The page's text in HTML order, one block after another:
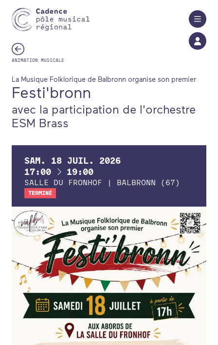
ANIMATION MUSICALE
La Musique Folklorique de Balbronn organise son premier
Festi'bronn
avec la participation de l'orchestre
ESM Brass
SAM. 18 JUIL.
2026
17:00
À 19:00
SALLE DU FRONHOF | BALBRONN (67)
TERMINÉ
FORMATIONS
ATELIERS
RENCONTRES